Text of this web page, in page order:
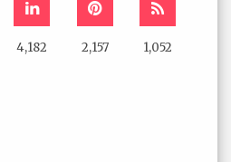
4,182 2,157 1,052